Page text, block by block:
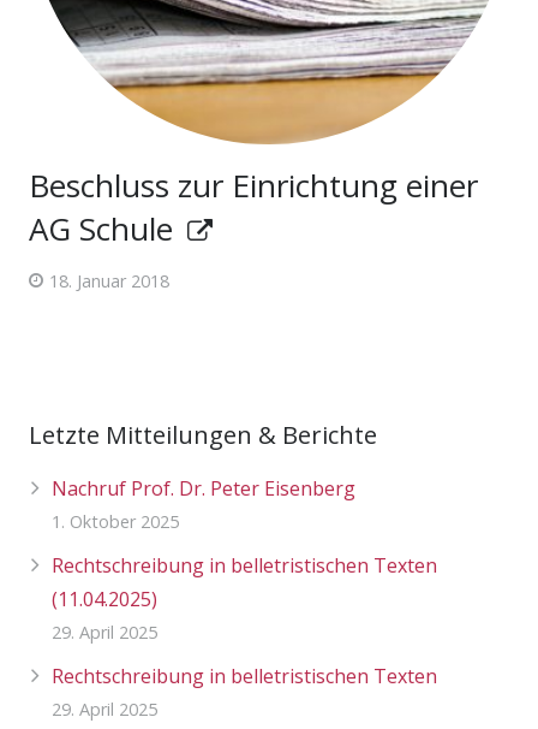
Beschluss zur Einrichtung einer
AG Schule
18. Januar 2018
Letzte Mitteilungen & Berichte
Nachruf Prof. Dr. Peter Eisenberg
1. Oktober 2025
Rechtschreibung in belletristischen Texten
(11.04.2025)
29. April 2025
Rechtschreibung in belletristischen Texten
29. April 2025